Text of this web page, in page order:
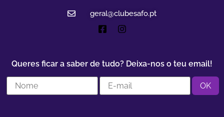
geral@clubesafo.pt
Queres ficar a saber de tudo? Deixa-nos o teu email!